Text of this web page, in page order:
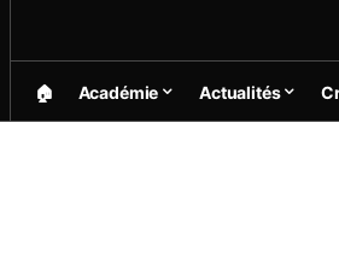
🏠︎ Académie Actualités